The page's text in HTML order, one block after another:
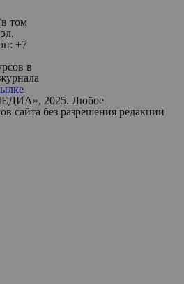
том
+7
в
2025. Любое
сайта без разрешения редакции